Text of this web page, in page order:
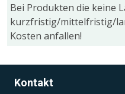
Bei Produkten die keine
kurzfristig/mittelfristig/
Kosten anfallen!
Kontakt
Einverständnis-
Name:
Dieser Cookie